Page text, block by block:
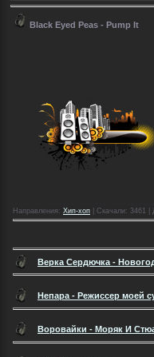
Black Eyed Peas - Pump It
Направления : Хип-хоп Скачали: 3461 |
Верка Сердючка -
Непара - Режиссер моей
Воровайки - Моряк И